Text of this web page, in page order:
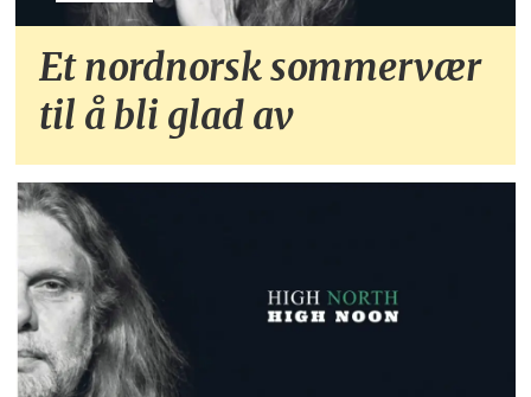
Et nordnorsk sommervær
til å bli glad av